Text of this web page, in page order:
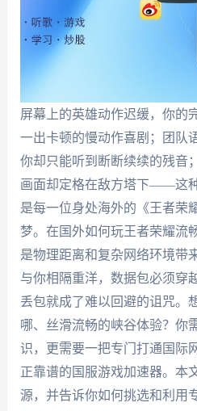
屏幕上的英雄动作迟缓，你的
一出卡顿的慢动作喜剧；团队
你却只能听到断断续续的残音
画面却定格在敌方塔下——这
是每一位身处海外的《王者荣
梦。在国外如何玩王者荣耀流
是物理距离和复杂网络环境带
与你相隔重洋，数据包必须穿
丢包就成了难以回避的诅咒。
哪、丝滑流畅的峡谷体验？你
识，更需要一把专门打通国际
正靠谱的国服游戏加速器。本
源，并告诉你如何挑选和利用